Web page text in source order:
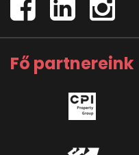
Fő partnereink